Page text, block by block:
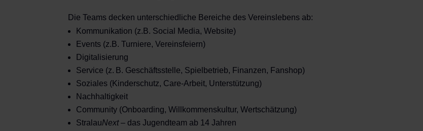
Die Teams decken unterschiedliche Bereiche des Vereinslebens ab:
Kommunikation (z.B. Social Media, Website)
Events (z.B. Turniere, Vereinsfeiern)
Digitalisierung
Service (z. B. Geschäftsstelle, Spielbetrieb, Finanzen, Fanshop)
Soziales (Kinderschutz, Care-Arbeit, Unterstützung)
Nachhaltigkeit
Community (Onboarding, Willkommenskultur, Wertschätzung)
StralauNext– das Jugendteam ab 14 Jahren